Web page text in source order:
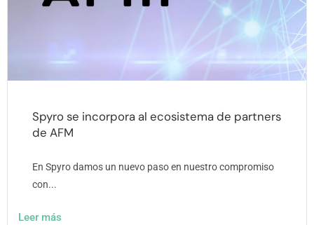
Spyro se incorpora al ecosistema de partners
de AFM
En Spyro damos un nuevo paso en nuestro compromiso
con...
Leer más